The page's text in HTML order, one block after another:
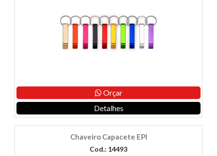
Orçar
Detalhes
Chaveiro Capacete EPI
Cod.: 14493